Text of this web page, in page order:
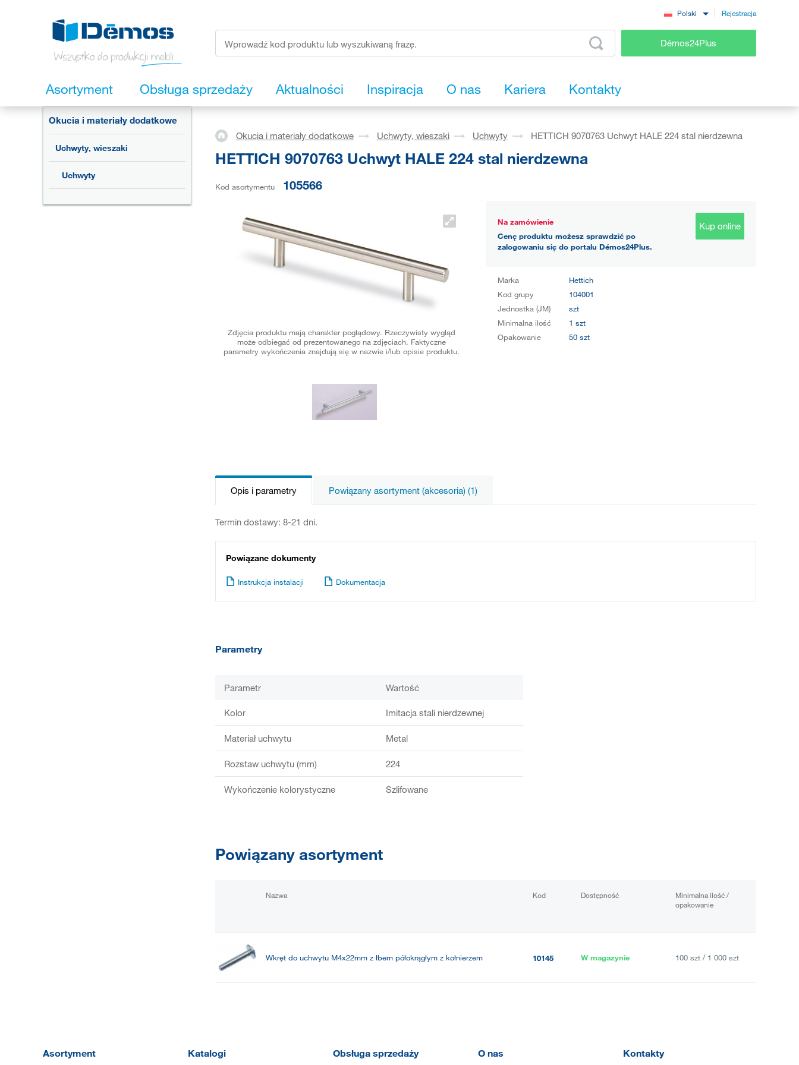
Polski Rejestracja
Démos24Plus
Asortyment Obsługa sprzedaży Aktualności Inspiracja O nas Kariera Kontakty
Okucia i materiały dodatkowe
Uchwyty, wieszaki
Uchwyty
Okucia i materiały dodatkowe Uchwyty, wieszaki Uchwyty HETTICH 9070763 Uchwyt HALE 224 stal nierdzewna
HETTICH 9070763 Uchwyt HALE 224 stal nierdzewna
Kod asortymentu 105566
Zdjęcia produktu mają charakter poglądowy. Rzeczywisty wygląd
może odbiegać od prezentowanego na zdjęciach. Faktyczne
parametry wykończenia znajdują się w nazwie i/lub opisie produktu.
Na zamówienie
Cenę produktu możesz sprawdzić po
zalogowaniu się do portalu Démos24Plus.
Kup online
Marka
Hettich
Kod grupy
104001
Jednostka (JM)
szt
Minimalna ilość
1 szt
Opakowanie
50 szt
Opis i parametry Powiązany asortyment (akcesoria) (1)
Termin dostawy: 8-21 dni.
Powiązane dokumenty
Instrukcja instalacji Dokumentacja
Parametry
Parametr Wartość
Kolor Imitacja stali nierdzewnej
Materiał uchwytu Metal
Rozstaw uchwytu (mm) 224
Wykończenie kolorystyczne Szlifowane
Powiązany asortyment
Nazwa Kod Dostępność
Minimalna ilość /
opakowanie
Wkręt do uchwytu M4x22mm z łbem półokrągłym z kołnierzem 10145 W magazynie 100 szt / 1 000 szt
Asortyment Katalogi Obsługa sprzedaży O nas Kontakty